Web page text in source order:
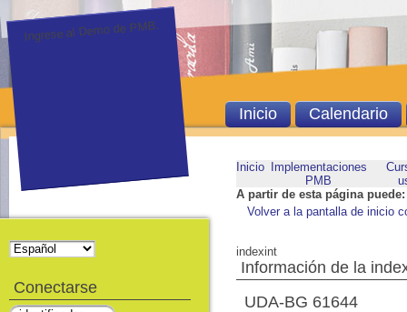
Inicio
Implementaciones
PMB
A partir de esta página puede:
Volver a la pantalla de inicio
indexint
Información de la
UDA-BG 61644
Ingrese al Demo de PMB.
Inicio Calendario
Conectarse